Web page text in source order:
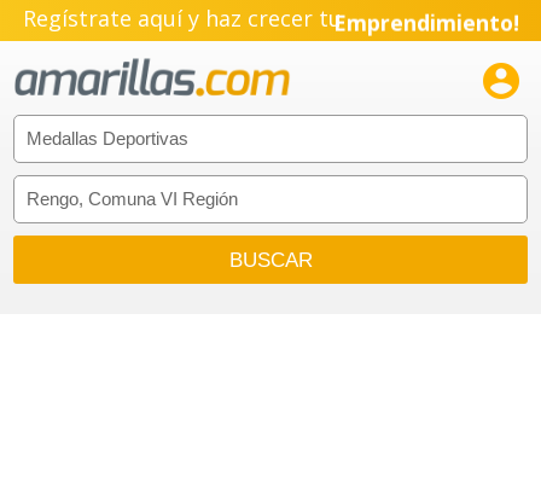
Regístrate aquí y haz crecer tuEmprendimiento!
